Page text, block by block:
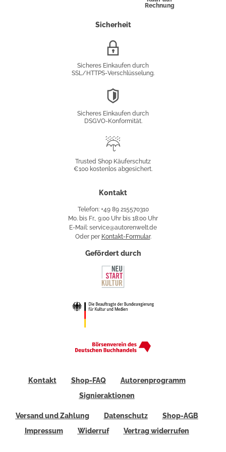
Rechnung
Sicherheit
Sicheres Einkaufen durch
SSL/HTTPS-Verschlüsselung.
Sicheres Einkaufen durch
DSGVO-Konformität.
Käuferschutz
Trusted Shop Käuferschutz
€100 kostenlos abgesichert.
Kontakt
Telefon: +49 89 215570310
Mo. bis Fr., 9:00 Uhr bis 18:00 Uhr
E-Mail: service@autorenwelt.de
Oder per Kontakt-Formular.
Gefördert durch
Kontakt Shop-FAQ
Autorenprogramm
Signieraktionen
Versand und Zahlung Datenschutz
Shop-AGB
Impressum
Widerruf Vertrag widerrufen